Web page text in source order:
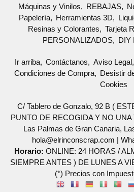
Máquinas y Vinilos
REBAJAS
Papelería
Herramientas 3D
Resinas y Colorantes
Tarjeta
PERSONALIZADOS
DIY
Ir arriba Contáctanos Aviso Legal
Condiciones de Compra
Desistir
Cookies
C/ Tablero de Gonzalo, 92 B (
PUNTO DE RECOGIDA Y NO
Las Palmas de Gran Canaria,
hola@elrinconscrap.com |
Horario: ONLINE: 24 HORAS /
SIEMPRE ANTES ) DE LUNES A
(*) Precios con